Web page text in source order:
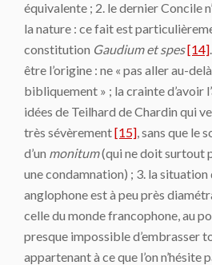
équivalente ; 2. le dernier Concile
la nature : ce fait est
constitution Gaudium et spes[14]
être l’origine : ne « pas aller au-
bibliquement » ; la crainte d’avoir
idées de Teilhard de Chardin qui
très sévèrement[15], sans que le
d’un monitum(qui ne doit surtout
une condamnation) ; 3. la situation
anglophone est à peu près
celle du monde francophone, au
presque impossible d’embrasser
appartenant à ce que l’on n’hésite